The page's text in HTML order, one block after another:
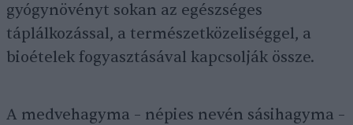
gyógynövényt sokan az egészséges
táplálkozással, a természetközeliséggel, a
bioételek fogyasztásával kapcsolják össze.
A medvehagyma – népies nevén sásihagyma –